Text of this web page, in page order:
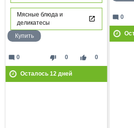
mode_comment 0
Мясные блюда и
деликатесы
Купить
thumb_down 0 thumb_up 0
mode_comment 0
Осталось 12дней